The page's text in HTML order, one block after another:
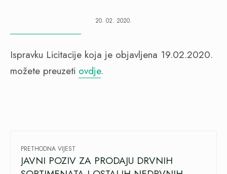
20. 02. 2020.
Ispravku Licitacije koja je objavljena 19.02.2020.
možete preuzeti ovdje.
PRETHODNA VIJEST
JAVNI POZIV ZA PRODAJU DRVNIH